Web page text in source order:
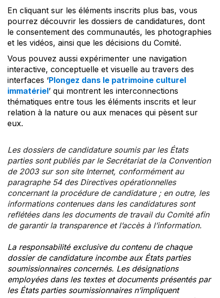
En cliquant sur les éléments inscrits plus bas, vous
pourrez découvrir les dossiers de candidatures, dont
le consentement des communautés, les photographies
et les vidéos, ainsi que les décisions du Comité.
Vous pouvez aussi expérimenter une navigation
interactive, conceptuelle et visuelle au travers des
interfaces ‘Plongez dans le patrimoine culturel
immatériel’ qui montrent les interconnections
thématiques entre tous les éléments inscrits et leur
relation à la nature ou aux menaces qui pèsent sur
eux.
Les dossiers de candidature soumis par les États
parties sont publiés par le Secrétariat de la Convention
de 2003 sur son site Internet, conformément au
paragraphe 54 des Directives opérationnelles
concernant la procédure de candidature ; en outre, les
informations contenues dans les candidatures sont
reflétées dans les documents de travail du Comité afin
de garantir la transparence et l’accès à l’information.
La responsabilité exclusive du contenu de chaque
dossier de candidature incombe aux États parties
soumissionnaires concernés. Les désignations
employées dans les textes et documents présentés par
les États parties soumissionnaires n’impliquent